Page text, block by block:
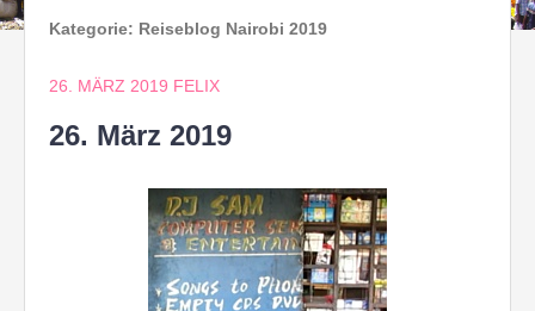
springenKategorie: Reiseblog Nairobi 2019
26. MÄRZ 2019 FELIX
26. März 2019